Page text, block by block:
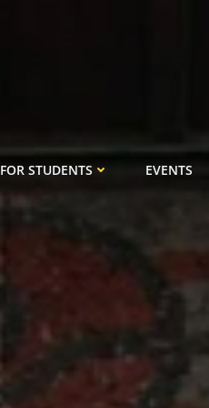
FOR STUDENTS EVENTS